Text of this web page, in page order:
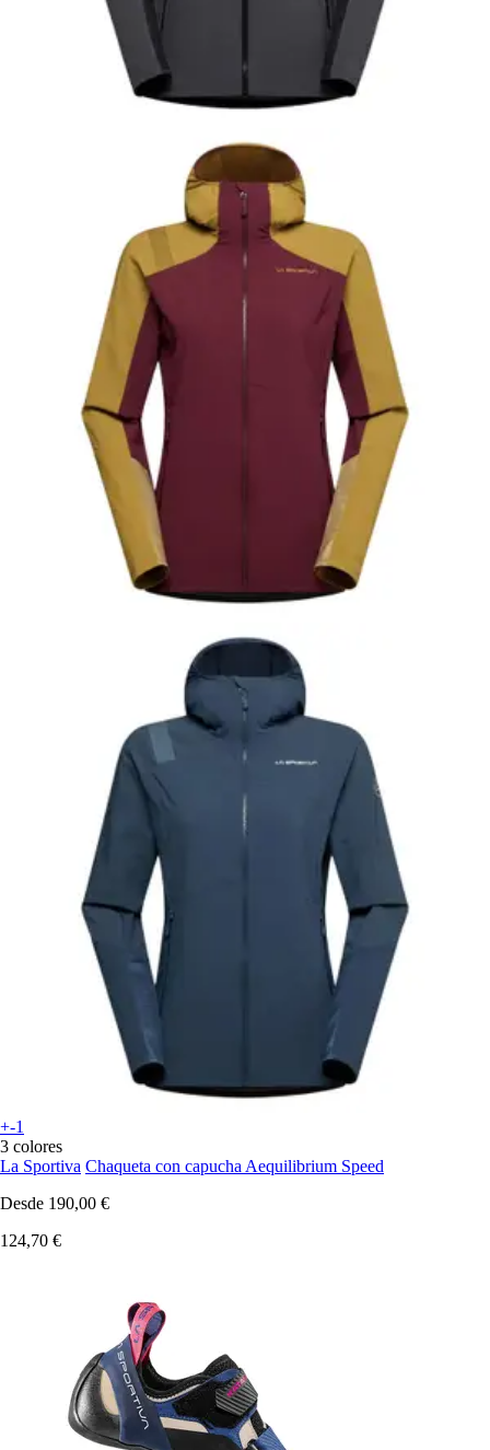
+-1
3 colores
La Sportiva Chaqueta con capucha Aequilibrium Speed
Desde 190,00 €
124,70 €